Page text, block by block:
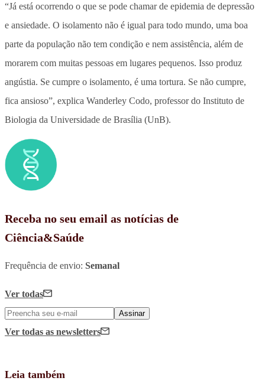
“Já está ocorrendo o que se pode chamar de epidemia de depressão
e ansiedade. O isolamento não é igual para todo mundo, uma boa
parte da população não tem condição e nem assistência, além de
morarem com muitas pessoas em lugares pequenos. Isso produz
angústia. Se cumpre o isolamento, é uma tortura. Se não cumpre,
fica ansioso”, explica Wanderley Codo, professor do Instituto de
Biologia da Universidade de Brasília (UnB).
Receba no seu email as notícias de
Ciência&Saúde
Frequência de envio: Semanal
Ver todas
Assinar
Ver todas as newsletters
Leia também